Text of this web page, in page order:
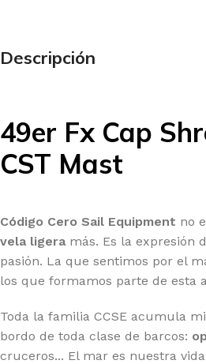
Descripción
49er Fx Cap
CST Mast
Código Cero Sail Equipment no
vela ligera más. Es la expresión
pasión. La que sentimos por el
los que formamos parte de esta
Toda la familia CCSE acumula
bordo de toda clase de barcos:
cruceros... El mar es nuestra